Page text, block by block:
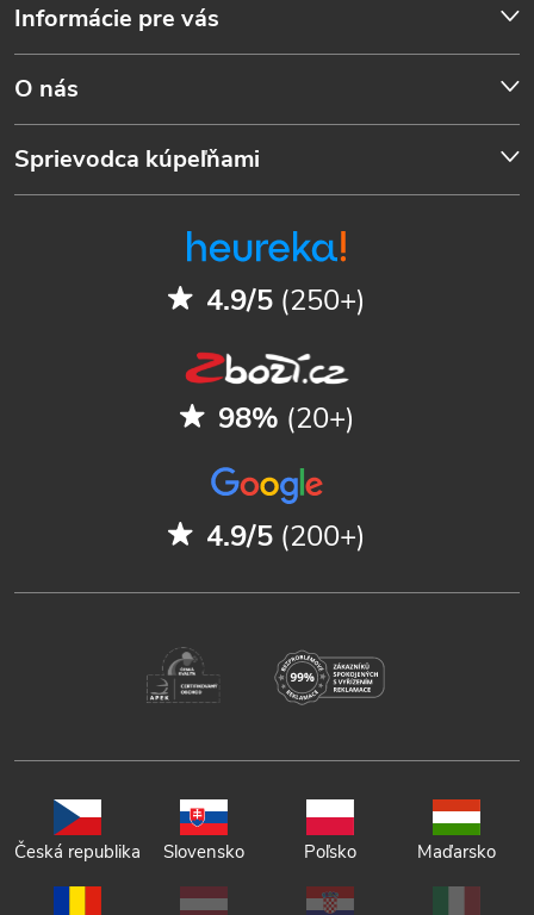
Informácie pre vás
O nás
Sprievodca kúpeľňami
4.9/5 (250+)
98% (20+)
4.9/5 (200+)
Česká republika Slovensko Poľsko Maďarsko